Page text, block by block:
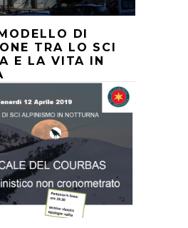
DI
TRA LO SCI
E LA VITA IN